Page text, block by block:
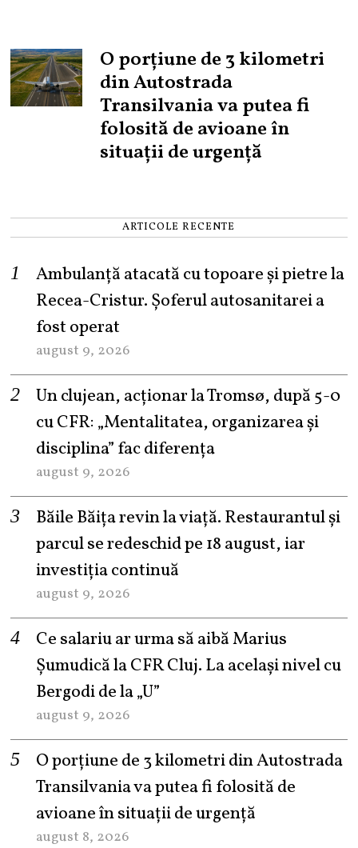
O porțiune de 3 kilometri
din Autostrada
Transilvania va putea fi
folosită de avioane în
situații de urgență
ARTICOLE RECENTE
Ambulanță atacată cu topoare și pietre la
Recea-Cristur. Șoferul autosanitarei a
fost operat
august 9, 2026
Un clujean, acționar la Tromsø, după 5-0
cu CFR: „Mentalitatea, organizarea și
disciplina” fac diferența
august 9, 2026
Băile Băița revin la viață. Restaurantul și
parcul se redeschid pe 18 august, iar
investiția continuă
august 9, 2026
Ce salariu ar urma să aibă Marius
Șumudică la CFR Cluj. La același nivel cu
Bergodi de la „U”
august 9, 2026
O porțiune de 3 kilometri din Autostrada
Transilvania va putea fi folosită de
avioane în situații de urgență
august 8, 2026